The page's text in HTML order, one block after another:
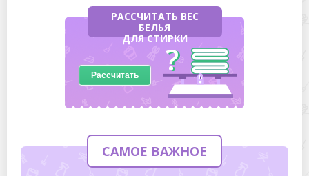
РАССЧИТАТЬ ВЕС
БЕЛЬЯ
ДЛЯ СТИРКИ
Рассчитать
САМОЕ ВАЖНОЕ